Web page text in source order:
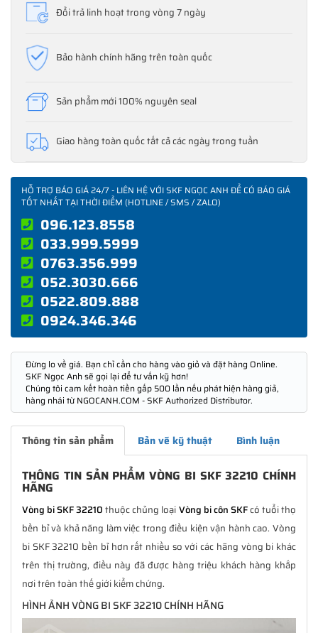
Đổi trả linh hoạt trong vòng 7 ngày
Bảo hành chính hãng trên toàn quốc
Sản phẩm mới 100% nguyên seal
Giao hàng toàn quốc tất cả các ngày trong tuần
HỖ TRỢ BÁO GIÁ 24/7 - LIÊN HỆ VỚI SKF NGỌC ANH ĐỂ CÓ BÁO GIÁ
TỐT NHẤT TẠI THỜI ĐIỂM (HOTLINE / SMS / ZALO)
096.123.8558
033.999.5999
0763.356.999
052.3030.666
0522.809.888
0924.346.346
Đừng lo về giá. Bạn chỉ cần cho hàng vào giỏ và đặt hàng Online.
SKF Ngọc Anh sẽ gọi lại để tư vấn kỹ hơn!
Chúng tôi cam kết hoàn tiền gấp 500 lần nếu phát hiện hàng giả,
hàng nhái từ NGOCANH.COM - SKF Authorized Distributor.
Thông tin sản phẩm Bản vẽ kỹ thuật Bình luận
THÔNG TIN SẢN PHẨM VÒNG BI SKF 32210 CHÍNH
HÃNG
Vòng bi SKF 32210thuộc chủng loạiVòng bi côn SKFcó tuổi thọ
bền bỉ và khả năng làm việc trong điều kiện vận hành cao. Vòng
bi SKF 32210 bền bỉ hơn rất nhiều so với các hãng vòng bi khác
trên thị trường, điều này đã được hàng triệu khách hàng khắp
nơi trên toàn thế giới kiểm chứng.
HÌNH ẢNH VÒNG BI SKF 32210 CHÍNH HÃNG